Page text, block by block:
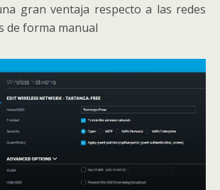
gran ventaja respecto a las redes
de forma manual